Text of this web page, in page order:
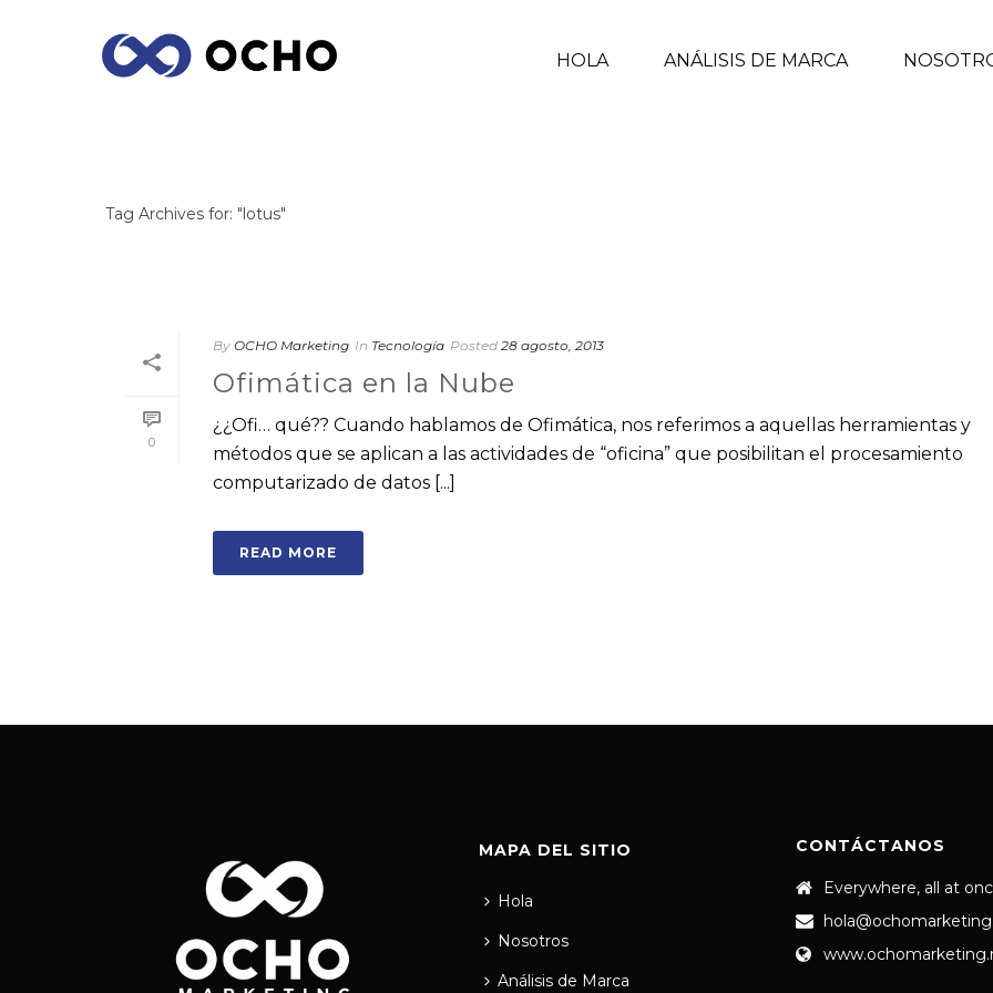
HOLA ANÁLISIS DE MARCA
Tag Archives for: "lotus"
0
By OCHO Marketing In Tecnología Posted 28 agosto, 2013
Ofimática en la Nube
¿¿Ofi… qué?? Cuando hablamos de Ofimática, nos referimos a aquellas herramientas y
métodos que se aplican a las actividades de “oficina” que posibilitan el procesamiento
computarizado de datos [...]
READ MORE
MAPA DEL SITIO
Hola
Nosotros
Análisis de Marca
CONTÁCTANOS
Everywhere, all at